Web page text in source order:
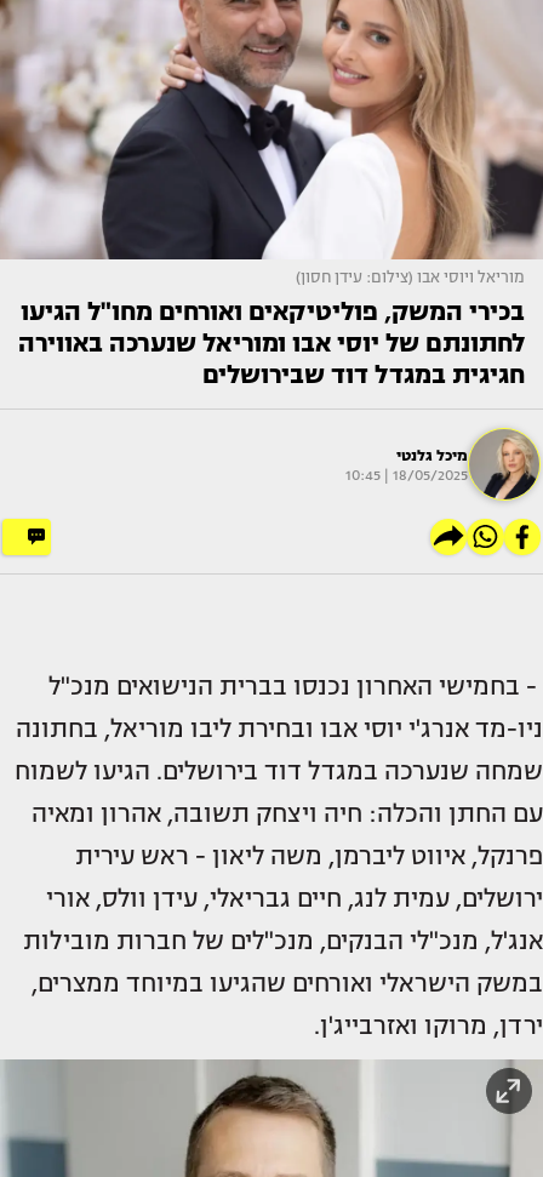
מוריאל ויוסי אבו (צילום: עידן חסון)
בכירי המשק, פוליטיקאים ואורחים מחו"ל הגיעו
לחתונתם של יוסי אבו ומוריאל שנערכה באווירה
חגיגית במגדל דוד שבירושלים
מיכל גלנטי
18/05/2025 | 10:45
- בחמישי האחרון נכנסו בברית הנישואים מנכ"ל
ניו-מד אנרג'י יוסי אבו ובחירת ליבו מוריאל, בחתונה
שמחה שנערכה במגדל דוד בירושלים. הגיעו לשמוח
עם החתן והכלה: חיה ויצחק תשובה, אהרון ומאיה
פרנקל, איווט ליברמן, משה ליאון - ראש עירית
ירושלים, עמית לנג, חיים גבריאלי, עידן וולס, אורי
אנג'ל, מנכ"לי הבנקים, מנכ"לים של חברות מובילות
במשק הישראלי ואורחים שהגיעו במיוחד ממצרים,
ירדן, מרוקו ואזרבייג'ן.